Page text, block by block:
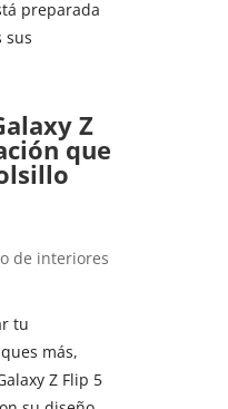
preparada
sus
Z
que
tu
más,
Z Flip 5